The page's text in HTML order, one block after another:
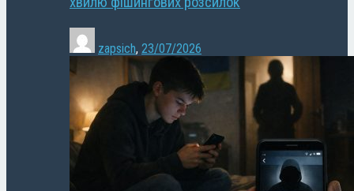
zapsich, 23/07/2026